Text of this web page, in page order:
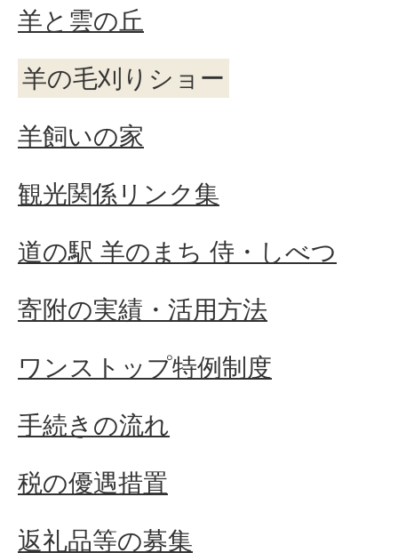
羊と雲の丘
羊の毛刈りショー
羊飼いの家
観光関係リンク集
道の駅 羊のまち 侍・しべつ
寄附の実績・活用方法
ワンストップ特例制度
手続きの流れ
税の優遇措置
返礼品等の募集